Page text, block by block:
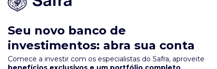
Seu novo banco de
investimentos: abra sua conta
Comece a investir com os especialistas do Safra, aproveite